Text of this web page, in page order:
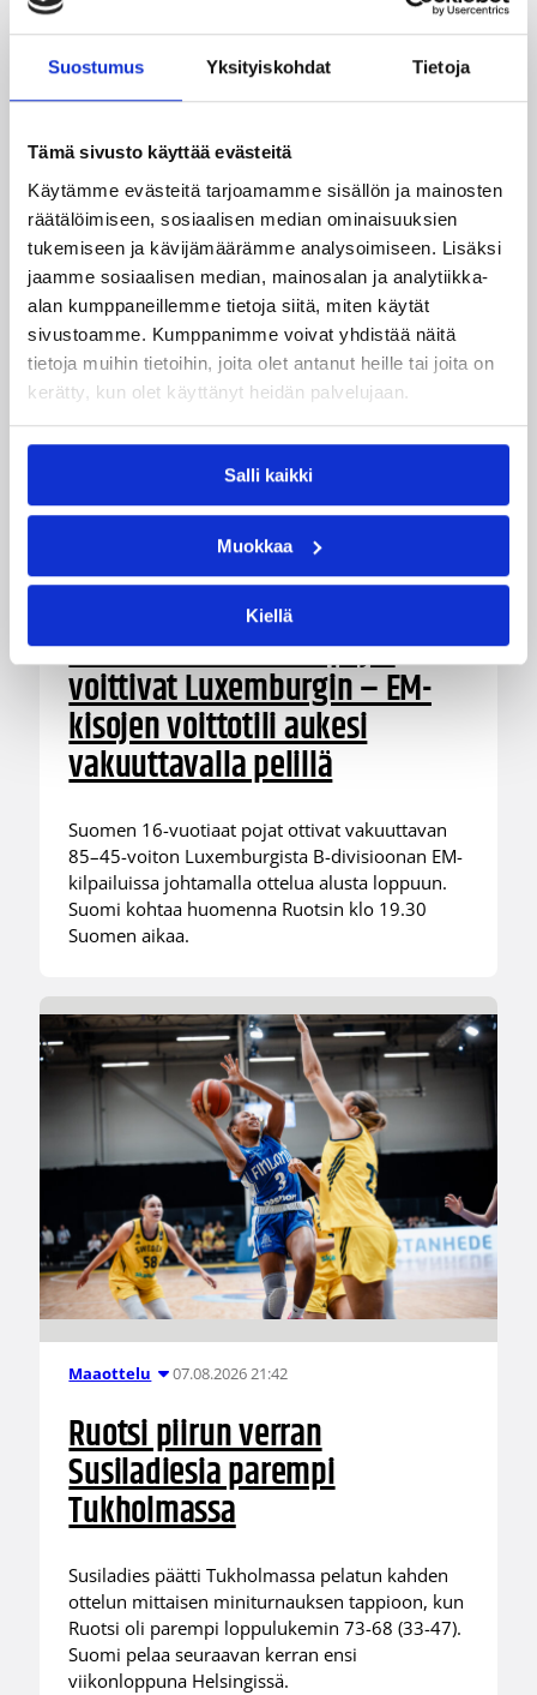
Suostumus Yksityiskohdat Tietoja
Tämä sivusto käyttää evästeitä
Käytämme evästeitä tarjoamamme sisällön ja mainosten
räätälöimiseen, sosiaalisen median ominaisuuksien
tukemiseen ja kävijämäärämme analysoimiseen. Lisäksi
jaamme sosiaalisen median, mainosalan ja analytiikka-
alan kumppaneillemme tietoja siitä, miten käytät
sivustoamme. Kumppanimme voivat yhdistää näitä
tietoja muihin tietoihin, joita olet antanut heille tai joita on
kerätty, kun olet käyttänyt heidän palvelujaan.
Salli kaikki
Muokkaa
Kiellä
Susijengi
Katso myös
EM-kilpailut 08.08.2026 00:37
Suomen 16-vuotiaat pojat
voittivat Luxemburgin – EM-
kisojen voittotili aukesi
vakuuttavalla pelillä
Suomen 16-vuotiaat pojat ottivat vakuuttavan
85–45-voiton Luxemburgista B-divisioonan EM-
kilpailuissa johtamalla ottelua alusta loppuun.
Suomi kohtaa huomenna Ruotsin klo 19.30
Suomen aikaa.
Maaottelu 07.08.2026 21:42
Ruotsi piirun verran
Susiladiesia parempi
Tukholmassa
Susiladies päätti Tukholmassa pelatun kahden
ottelun mittaisen miniturnauksen tappioon, kun
Ruotsi oli parempi loppulukemin 73-68 (33-47).
Suomi pelaa seuraavan kerran ensi
viikonloppuna Helsingissä.